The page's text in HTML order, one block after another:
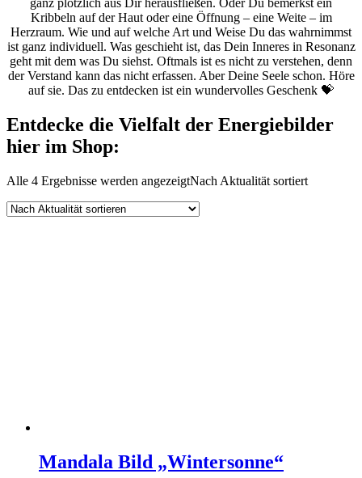
ganz plötzlich aus Dir herausfließen. Oder Du bemerkst ein
Kribbeln auf der Haut oder eine Öffnung – eine Weite – im
Herzraum. Wie und auf welche Art und Weise Du das wahrnimmst
ist ganz individuell. Was geschieht ist, das Dein Inneres in Resonanz
geht mit dem was Du siehst. Oftmals ist es nicht zu verstehen, denn
der Verstand kann das nicht erfassen. Aber Deine Seele schon. Höre
auf sie. Das zu entdecken ist ein wundervolles Geschenk 💝
Entdecke die Vielfalt der Energiebilder
hier im Shop:
Alle 4 Ergebnisse werden angezeigtNach Aktualität sortiert
Mandala Bild „Wintersonne“